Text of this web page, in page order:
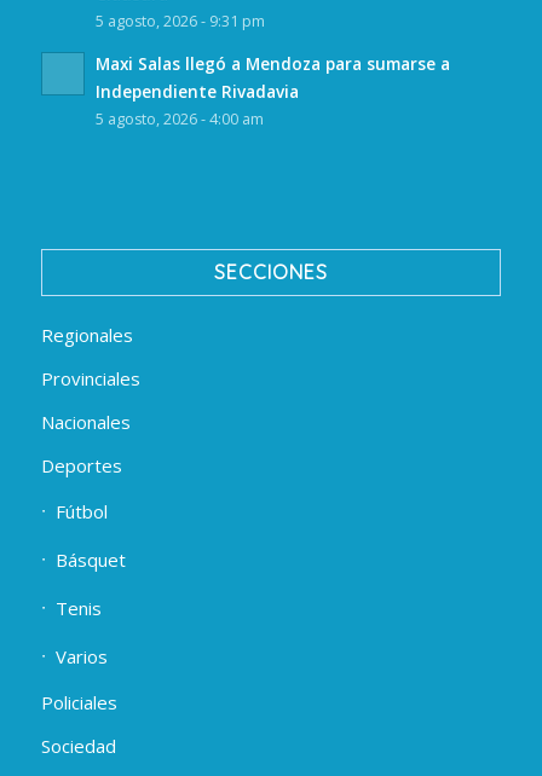
5 agosto, 2026 - 9:31 pm
Maxi Salas llegó a Mendoza para sumarse a
Independiente Rivadavia
5 agosto, 2026 - 4:00 am
SECCIONES
Regionales
Provinciales
Nacionales
Deportes
Fútbol
Básquet
Tenis
Varios
Policiales
Sociedad